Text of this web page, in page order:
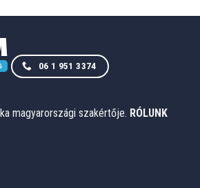
06 1 951 3374
magyarországi szakértője. RÓLUNK